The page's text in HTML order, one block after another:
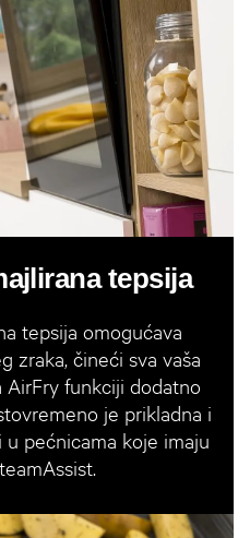
tepsija
tepsija omogućava
zraka, čineći sva vaša
AirFry funkciji dodatno
je prikladna i
pećnicama koje imaju